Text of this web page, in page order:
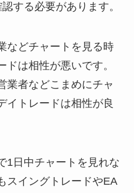
する必要があります。
などチャートを見る時
ドは相性が悪いです。
業者などこまめにチャ
イトレードは相性が良
1日中チャートを見れな
スイングトレードやEA